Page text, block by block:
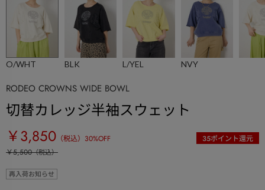
O/WHT BLK L/YEL NVY
RODEO CROWNS WIDE BOWL
切替カレッジ半袖スウェット
￥3,850 （税込） 30%OFF 35ポイント還元
￥5,500（税込）
再入荷お知らせ